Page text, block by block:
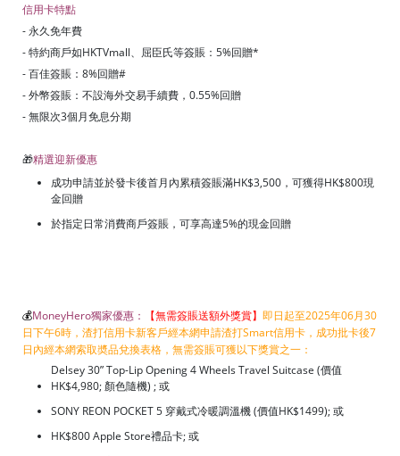
信用卡特點
- 永久免年費
- 特約商戶如HKTVmall、屈臣氏等簽賬：5%回贈*
- 百佳簽賬：8%回贈#
- 外幣簽賬：不設海外交易手續費，0.55%回贈
- 無限次3個月免息分期
🎁精選迎新優惠
成功申請並於發卡後首月內累積簽賬滿HK$3,500，可獲得HK$800現
金回贈
於指定日常消費商戶簽賬，可享高達5%的現金回贈
💰MoneyHero獨家優惠： 【無需簽賬送額外獎賞】 即日起至2025年06月30
日下午6時，渣打信用卡新客戶經本網申請渣打Smart信用卡，成功批卡後7
日內經本網索取奬品兌換表格，無需簽賬可獲以下獎賞之一：
Delsey 30” Top-Lip Opening 4 Wheels Travel Suitcase (價值
HK$4,980; 顏色隨機) ; 或
SONY REON POCKET 5 穿戴式冷暖調溫機 (價值HK$1499); 或
HK$800 Apple Store禮品卡; 或